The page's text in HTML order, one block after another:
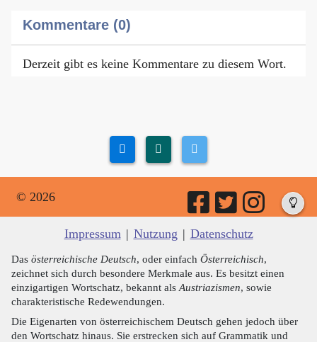
Kommentare (0)
Derzeit gibt es keine Kommentare zu diesem Wort.
© 2026
Impressum | Nutzung | Datenschutz
Das österreichische Deutsch, oder einfach Österreichisch,
zeichnet sich durch besondere Merkmale aus. Es besitzt einen
einzigartigen Wortschatz, bekannt als Austriazismen, sowie
charakteristische Redewendungen.
Die Eigenarten von österreichischem Deutsch gehen jedoch über
den Wortschatz hinaus. Sie erstrecken sich auf Grammatik und